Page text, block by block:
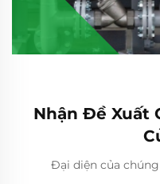
Nhận Đề Xuất
Đại diện của